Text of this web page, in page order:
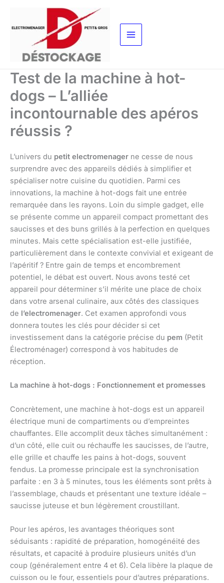
contenu
Test de la machine à hot-
dogs – L’alliée
incontournable des apéros
réussis ?
L’univers du petit electromenager ne cesse de nous
surprendre avec des appareils dédiés à simplifier et
spécialiser notre cuisine du quotidien. Parmi ces
innovations, la machine à hot-dogs fait une entrée
remarquée dans les rayons. Loin du simple gadget, elle
se présente comme un appareil compact promettant des
saucisses et des buns grillés à la perfection en quelques
minutes. Mais cette spécialisation est-elle justifiée,
particulièrement dans le contexte convivial et exigeant de
l’apéritif ? Entre gain de temps et encombrement
potentiel, le débat est ouvert. Nous avons testé cet
appareil pour déterminer s’il mérite une place de choix
dans votre arsenal culinaire, aux côtés des classiques
de l’electromenager. Cet examen approfondi vous
donnera toutes les clés pour décider si cet
investissement dans la catégorie précise du pem (Petit
Électroménager) correspond à vos habitudes de
réception.
La machine à hot-dogs : Fonctionnement et promesses
Concrètement, une machine à hot-dogs est un appareil
électrique muni de compartiments ou d’empreintes
chauffantes. Elle accomplit deux tâches simultanément :
d’un côté, elle cuit ou réchauffe les saucisses, de l’autre,
elle grille et chauffe les pains à hot-dogs, souvent
fendus. La promesse principale est la synchronisation
parfaite : en 3 à 5 minutes, tous les éléments sont prêts à
l’assemblage, chauds et présentant une texture idéale –
saucisse juteuse et bun légèrement croustillant.
Pour les apéros, les avantages théoriques sont
séduisants : rapidité de préparation, homogénéité des
résultats, et capacité à produire plusieurs unités d’un
coup (généralement entre 4 et 6). Cela libère la plaque de
cuisson ou le four, essentiels pour d’autres préparations.